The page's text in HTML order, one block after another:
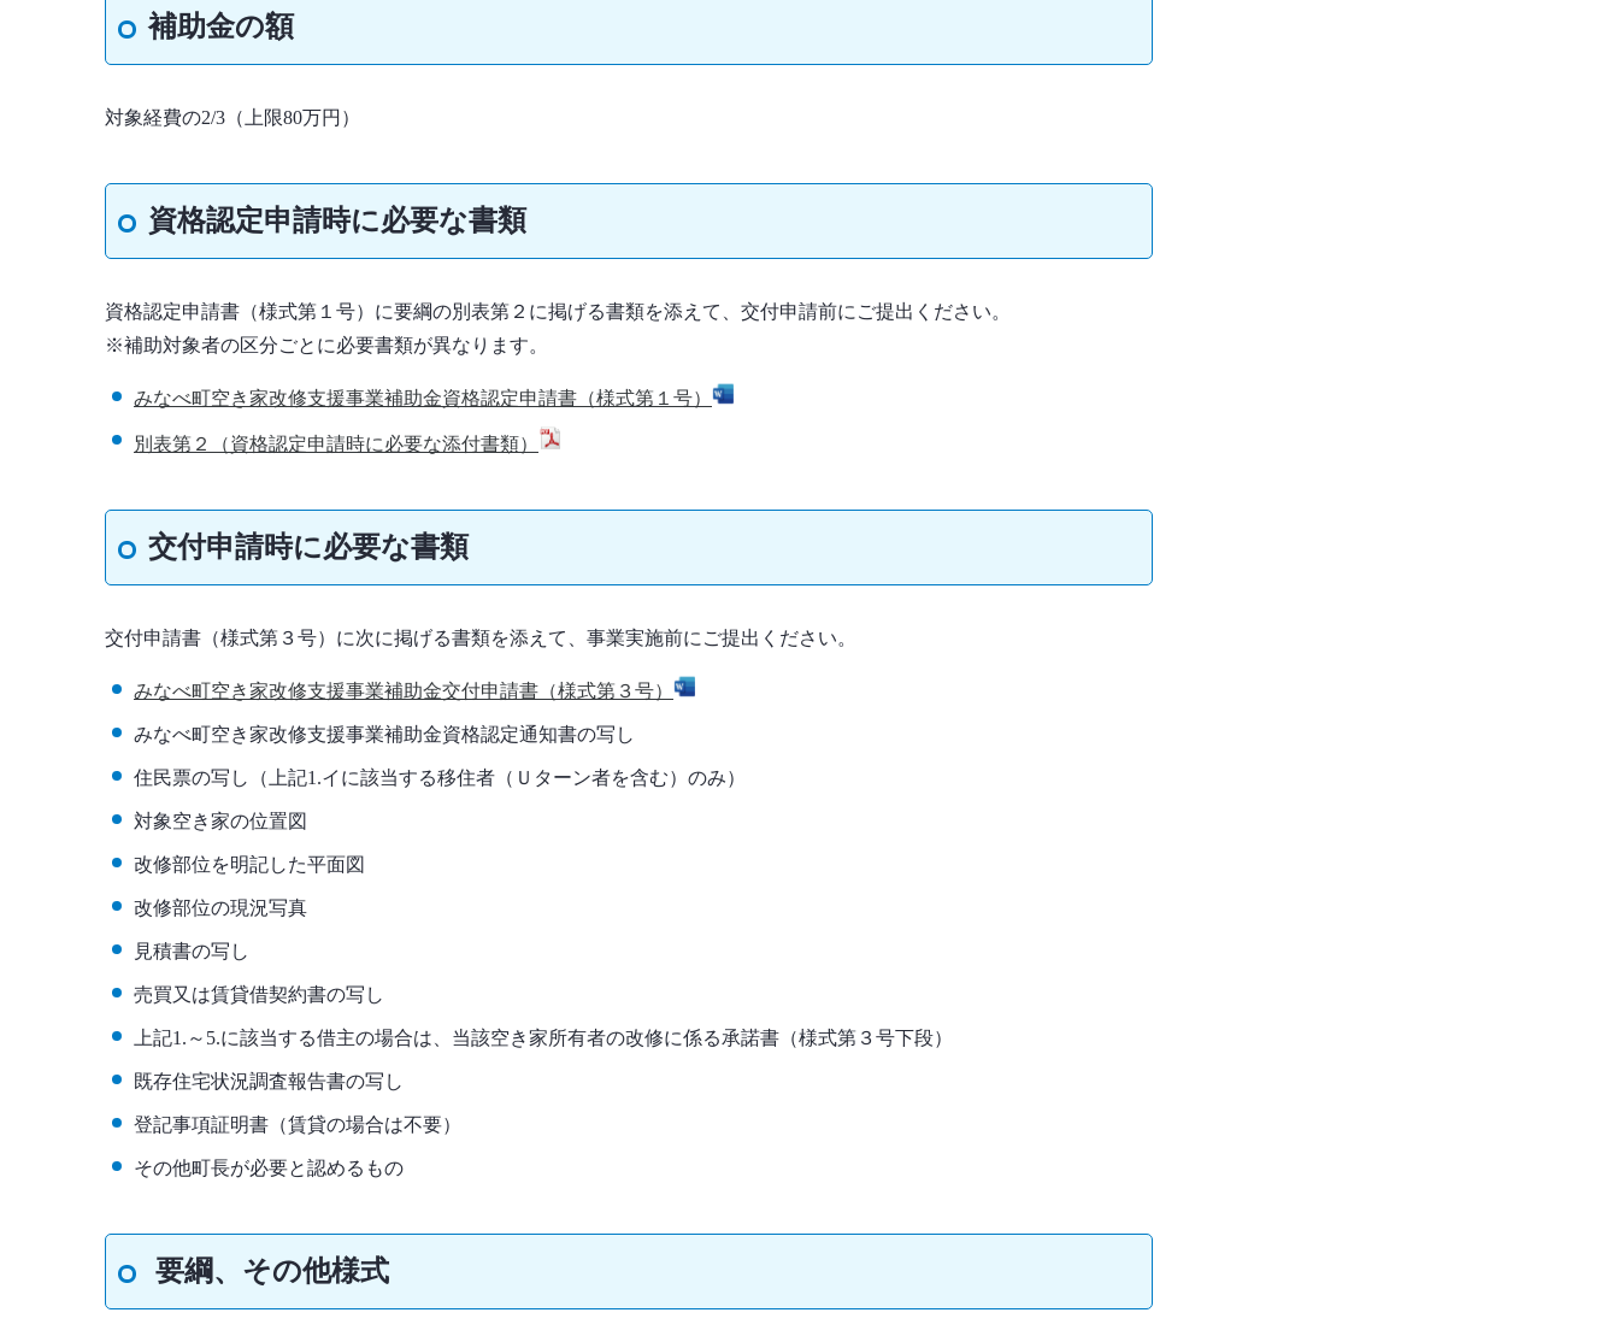
補助金の額
対象経費の2/3（上限80万円）
資格認定申請時に必要な書類
資格認定申請書（様式第１号）に要綱の別表第２に掲げる書類を添えて、交付申請前にご提出ください。
※補助対象者の区分ごとに必要書類が異なります。
みなべ町空き家改修支援事業補助金資格認定申請書（様式第１号）
別表第２（資格認定申請時に必要な添付書類）
交付申請時に必要な書類
交付申請書（様式第３号）に次に掲げる書類を添えて、事業実施前にご提出ください。
みなべ町空き家改修支援事業補助金交付申請書（様式第３号）
みなべ町空き家改修支援事業補助金資格認定通知書の写し
住民票の写し（上記1.イに該当する移住者（Ｕターン者を含む）のみ）
対象空き家の位置図
改修部位を明記した平面図
改修部位の現況写真
見積書の写し
売買又は賃貸借契約書の写し
上記1.～5.に該当する借主の場合は、当該空き家所有者の改修に係る承諾書（様式第３号下段）
既存住宅状況調査報告書の写し
登記事項証明書（賃貸の場合は不要）
その他町長が必要と認めるもの
要綱、その他様式